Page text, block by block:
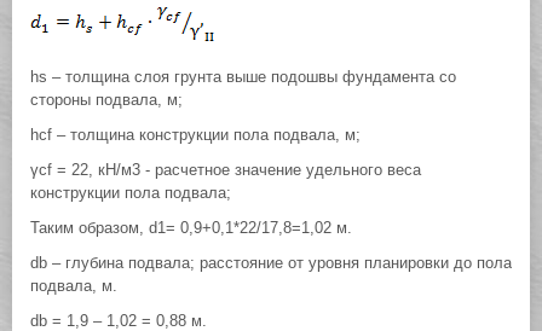
hs – толщина слоя грунта выше подошвы фундамента со
стороны подвала, м;
hcf – толщина конструкции пола подвала, м;
γcf = 22, кН/м3 - расчетное значение удельного веса
конструкции пола подвала;
Таким образом, d1= 0,9+0,1*22/17,8=1,02 м.
db – глубина подвала; расстояние от уровня планировки до пола
подвала, м.
db = 1,9 – 1,02 = 0,88 м.